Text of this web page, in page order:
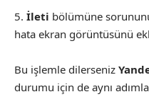
İleti bölümüne
hata ekran görüntüsünü
Bu işlemle dilerseniz
durumu için de aynı